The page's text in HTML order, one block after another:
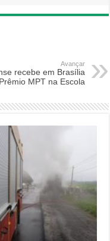
Avançar
recebe em Brasília
Prêmio MPT na Escola